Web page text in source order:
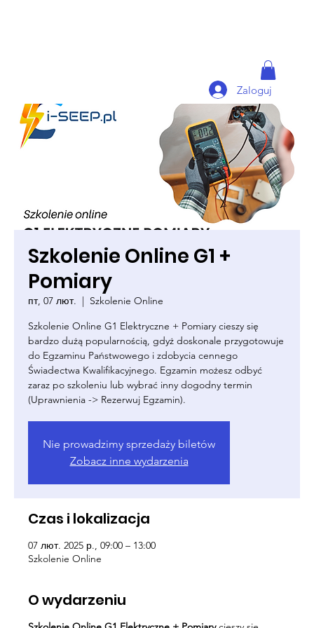
Zaloguj
Szkolenie Online G1 +
Pomiary
пт, 07 лют.
  |
Szkolenie Online
Szkolenie Online G1 Elektryczne + Pomiary cieszy się
bardzo dużą popularnością, gdyż doskonale przygotowuje
do Egzaminu Państwowego i zdobycia cennego
Świadectwa Kwalifikacyjnego. Egzamin możesz odbyć
zaraz po szkoleniu lub wybrać inny dogodny termin
(Uprawnienia -> Rezerwuj Egzamin).
Nie prowadzimy sprzedaży biletów
Zobacz inne wydarzenia
Czas i lokalizacja
07 лют. 2025 р., 09:00 – 13:00
Szkolenie Online
O wydarzeniu